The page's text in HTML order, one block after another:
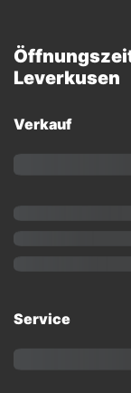
Leverkusen
Verkauf
Service